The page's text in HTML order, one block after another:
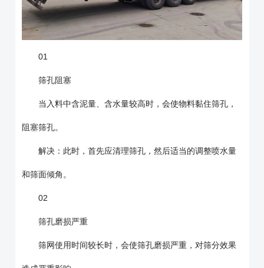
01
筛孔阻塞
当入料中含泥量、含水量较高时，会使物料黏住筛孔，
阻塞筛孔。
解决：此时，首先应清理筛孔，然后适当的调整喷水量
和筛面倾角。
02
筛孔磨损严重
筛网使用时间较长时，会使筛孔磨损严重，对筛分效果